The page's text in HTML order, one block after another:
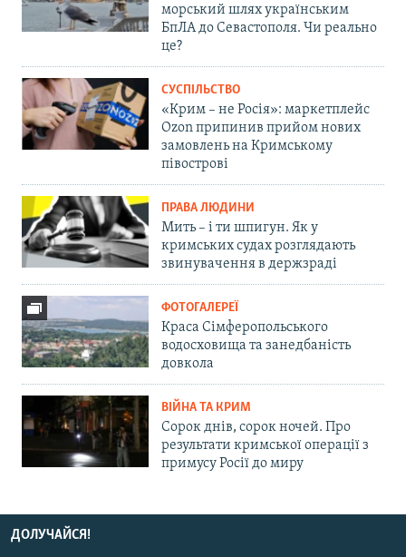
морський шлях українським
БпЛА до Севастополя. Чи реально
це?
СУСПІЛЬСТВО
«Крим – не Росія»: маркетплейс
Ozon припинив прийом нових
замовлень на Кримському
півострові
ПРАВА ЛЮДИНИ
Мить – і ти шпигун. Як у
кримських судах розглядають
звинувачення в держзраді
ФОТОГАЛЕРЕЇ
Краса Сімферопольського
водосховища та занедбаність
довкола
ВІЙНА ТА КРИМ
Сорок днів, сорок ночей. Про
результати кримської операції з
примусу Росії до миру
ДОЛУЧАЙСЯ!